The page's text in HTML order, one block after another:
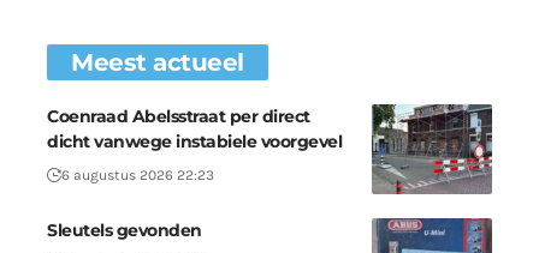
Meest actueel
Coenraad Abelsstraat per direct
dicht vanwege instabiele voorgevel
6 augustus 2026 22:23
Sleutels gevonden